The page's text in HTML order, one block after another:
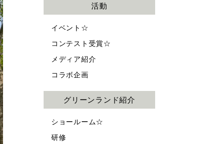
活動
イベント☆
コンテスト受賞☆
メディア紹介
コラボ企画
グリーンランド紹介
ショールーム☆
研修